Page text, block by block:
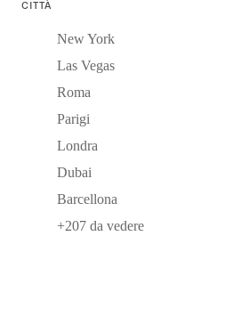
CITTÀ
New York
Las Vegas
Roma
Parigi
Londra
Dubai
Barcellona
+207 da vedere